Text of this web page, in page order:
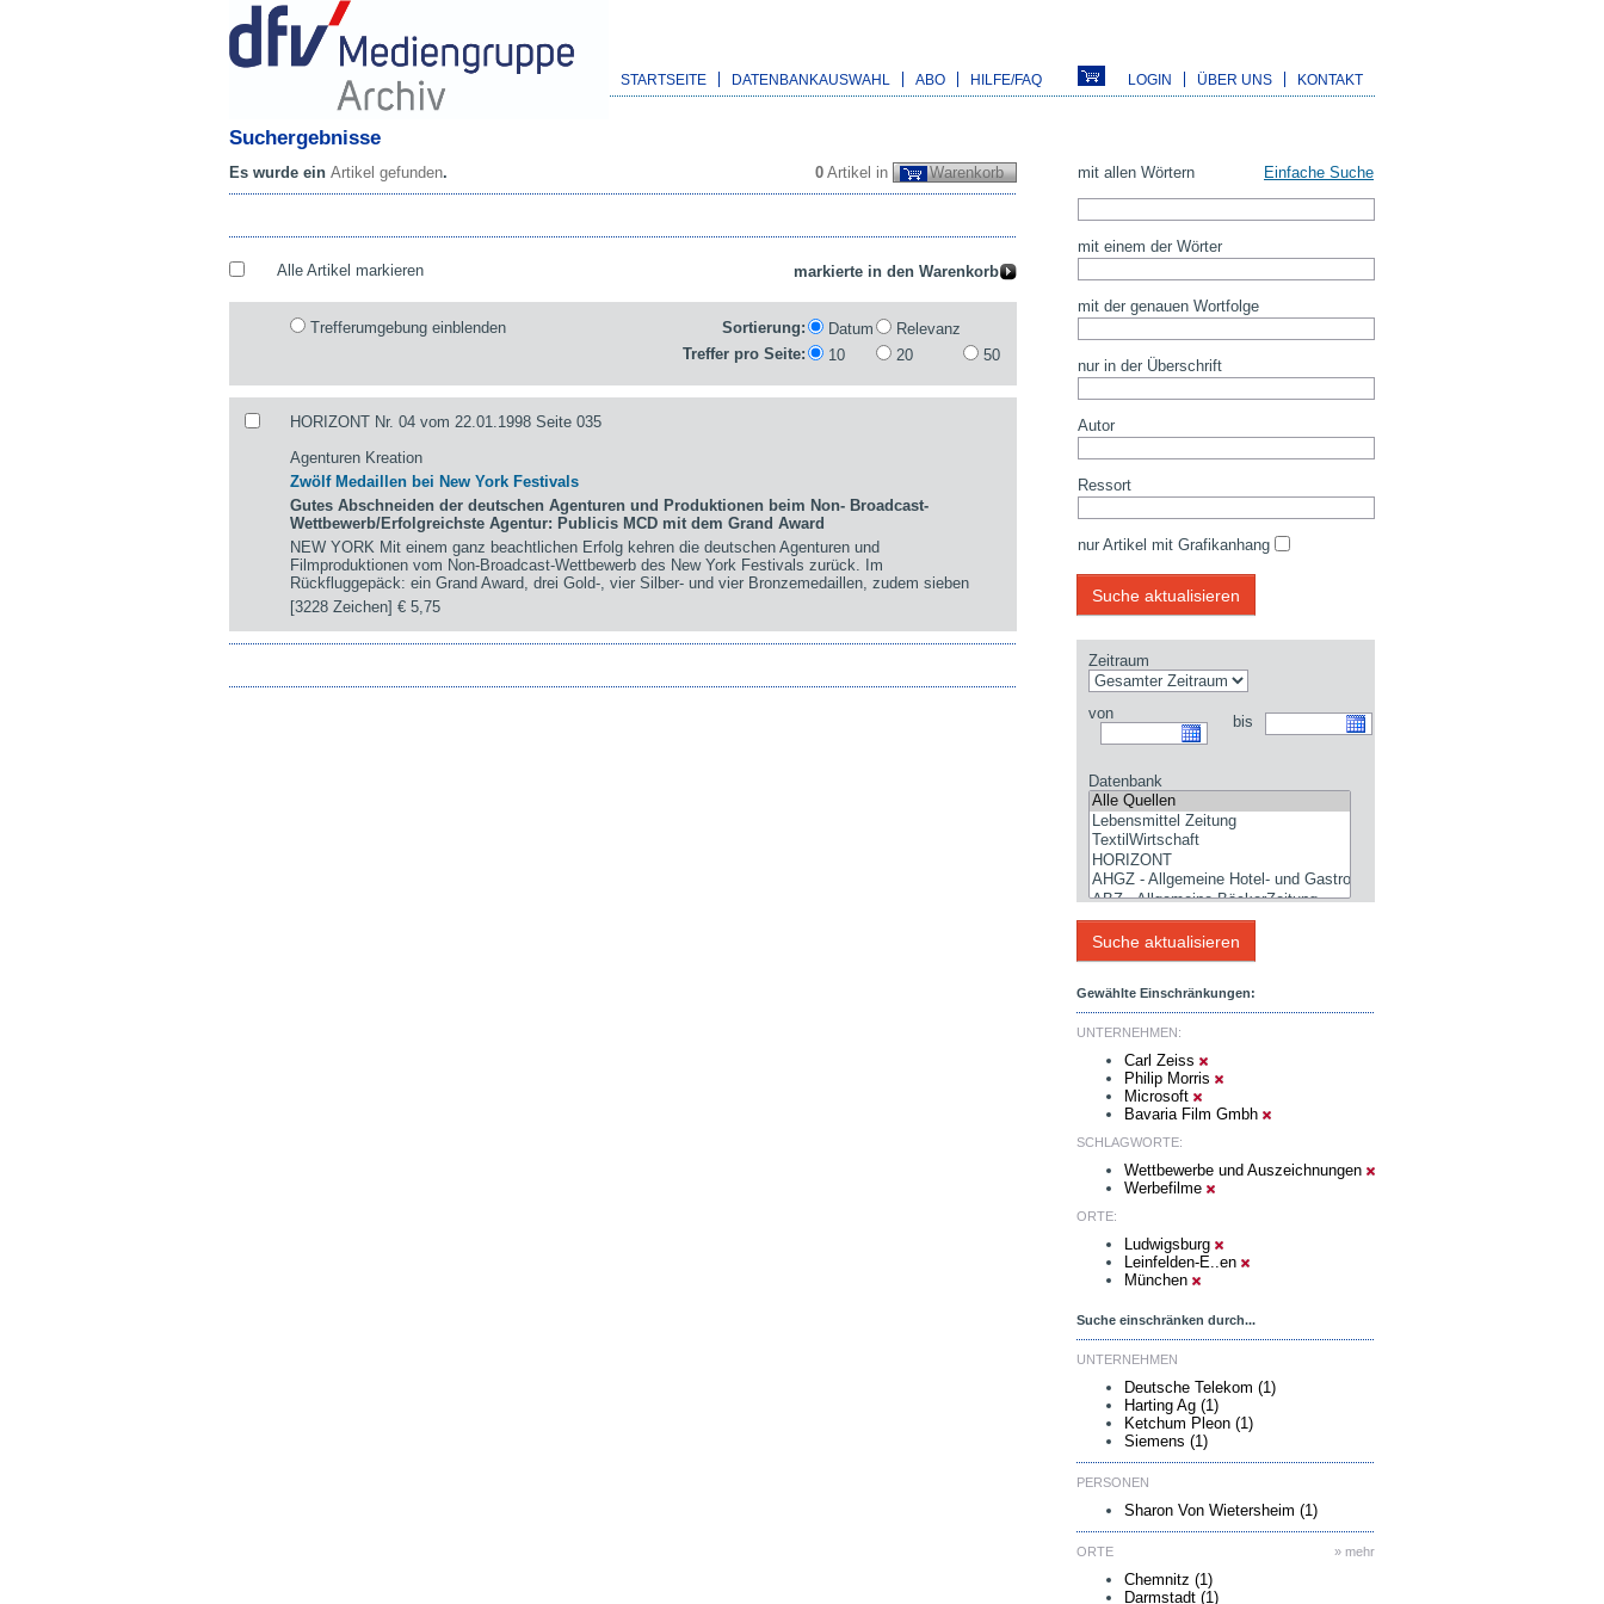
STARTSEITE DATENBANKAUSWAHL ABO HILFE/FAQ LOGIN ÜBER UNS KONTAKT
Suchergebnisse
0 Artikel in Warenkorb
Es wurde ein Artikel gefunden.
Alle Artikel markieren
Trefferumgebung einblenden Sortierung: Datum
Relevanz
Treffer pro Seite:
10 20 50
HORIZONT Nr. 04 vom 22.01.1998 Seite 035
Agenturen Kreation
Zwölf Medaillen bei New York Festivals
Gutes Abschneiden der deutschen Agenturen und Produktionen beim Non- Broadcast-
Wettbewerb/Erfolgreichste Agentur: Publicis MCD mit dem Grand Award
NEW YORK Mit einem ganz beachtlichen Erfolg kehren die deutschen Agenturen und
Filmproduktionen vom Non-Broadcast-Wettbewerb des New York Festivals zurück. Im
Rückfluggepäck: ein Grand Award, drei Gold-, vier Silber- und vier Bronzemedaillen, zudem sieben
[3228 Zeichen]€ 5,75
mit allen Wörtern Einfache Suche
mit einem der Wörter
mit der genauen Wortfolge
nur in der Überschrift
Autor
Ressort
nur Artikel mit Grafikanhang
Zeitraum
von bis
Datenbank
Gewählte Einschränkungen:
UNTERNEHMEN:
Carl Zeiss
Philip Morris
Microsoft
Bavaria Film Gmbh
SCHLAGWORTE:
Wettbewerbe und Auszeichnungen
Werbefilme
ORTE:
Ludwigsburg
Leinfelden-E..en
München
Suche einschränken durch...
UNTERNEHMEN
Deutsche Telekom (1)
Harting Ag (1)
Ketchum Pleon (1)
Siemens (1)
PERSONEN
Sharon Von Wietersheim (1)
» mehr
ORTE
Chemnitz (1)
Darmstadt (1)